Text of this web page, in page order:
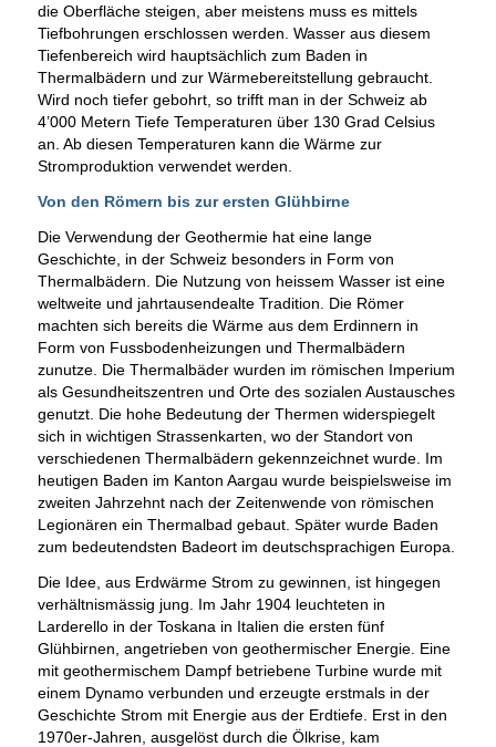
die Oberfläche steigen, aber meistens muss es mittels
Tiefbohrungen erschlossen werden. Wasser aus diesem
Tiefenbereich wird hauptsächlich zum Baden in
Thermalbädern und zur Wärmebereitstellung gebraucht.
Wird noch tiefer gebohrt, so trifft man in der Schweiz ab
4’000 Metern Tiefe Temperaturen über 130 Grad Celsius
an. Ab diesen Temperaturen kann die Wärme zur
Stromproduktion verwendet werden.
Von den Römern bis zur ersten Glühbirne
Die Verwendung der Geothermie hat eine lange
Geschichte, in der Schweiz besonders in Form von
Thermalbädern. Die Nutzung von heissem Wasser ist eine
weltweite und jahrtausendealte Tradition. Die Römer
machten sich bereits die Wärme aus dem Erdinnern in
Form von Fussbodenheizungen und Thermalbädern
zunutze. Die Thermalbäder wurden im römischen Imperium
als Gesundheitszentren und Orte des sozialen Austausches
genutzt. Die hohe Bedeutung der Thermen widerspiegelt
sich in wichtigen Strassenkarten, wo der Standort von
verschiedenen Thermalbädern gekennzeichnet wurde. Im
heutigen Baden im Kanton Aargau wurde beispielsweise im
zweiten Jahrzehnt nach der Zeitenwende von römischen
Legionären ein Thermalbad gebaut. Später wurde Baden
zum bedeutendsten Badeort im deutschsprachigen Europa.
Die Idee, aus Erdwärme Strom zu gewinnen, ist hingegen
verhältnismässig jung. Im Jahr 1904 leuchteten in
Larderello in der Toskana in Italien die ersten fünf
Glühbirnen, angetrieben von geothermischer Energie. Eine
mit geothermischem Dampf betriebene Turbine wurde mit
einem Dynamo verbunden und erzeugte erstmals in der
Geschichte Strom mit Energie aus der Erdtiefe. Erst in den
1970er-Jahren, ausgelöst durch die Ölkrise, kam